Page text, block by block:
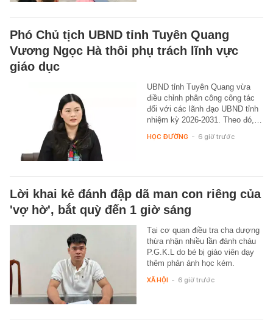
Phó Chủ tịch UBND tỉnh Tuyên Quang
Vương Ngọc Hà thôi phụ trách lĩnh vực
giáo dục
UBND tỉnh Tuyên Quang vừa
điều chỉnh phân công công tác
đối với các lãnh đạo UBND tỉnh
nhiệm kỳ 2026-2031. Theo đó,…
HỌC ĐƯỜNG - 6 giờ trước
Lời khai kẻ đánh đập dã man con riêng của
'vợ hờ', bắt quỳ đến 1 giờ sáng
Tại cơ quan điều tra cha dượng
thừa nhận nhiều lần đánh cháu
P.G.K.L do bé bị giáo viên dạy
thêm phản ánh học kém.
XÃ HỘI - 6 giờ trước